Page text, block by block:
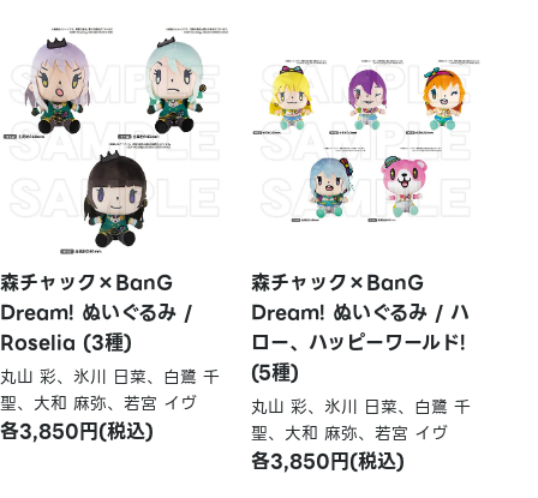
森チャック×BanG
Dream! ぬいぐるみ /
Roselia (3種)
丸山 彩、氷川 日菜、白鷺 千
聖、大和 麻弥、若宮 イヴ
各3,850円(税込)
森チャック×BanG
Dream! ぬいぐるみ / ハ
ロー、ハッピーワールド!
(5種)
丸山 彩、氷川 日菜、白鷺 千
聖、大和 麻弥、若宮 イヴ
各3,850円(税込)